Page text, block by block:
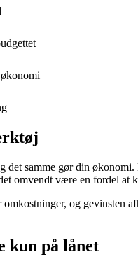
samme gør din
omvendt være en fordel
og gevinsten
kun på lånet